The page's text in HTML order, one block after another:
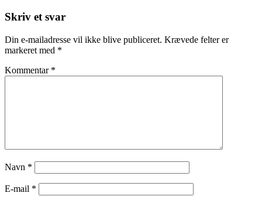
Skriv et svar
Din e-mailadresse vil ikke blive publiceret. Krævede felter er
markeret med *
Kommentar *
Navn *
E-mail *